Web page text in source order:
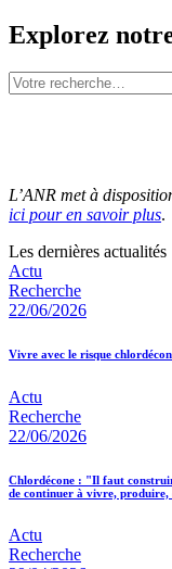
Explorez
L’ANR met à
ici pour en savoir plus.
Les dernières actualités
Actu
Recherche
22/06/2026
Vivre avec le risque
Actu
Recherche
22/06/2026
Chlordécone : "Il faut
de continuer à vivre, produire,
Actu
Recherche